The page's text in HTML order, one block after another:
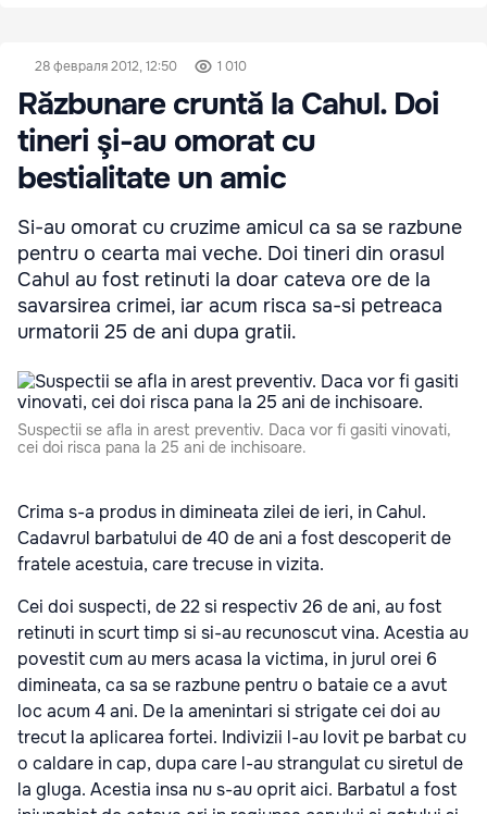
28 февраля 2012, 12:50 1 010
Răzbunare cruntă la Cahul. Doi
tineri şi-au omorat cu
bestialitate un amic
Si-au omorat cu cruzime amicul ca sa se razbune
pentru o cearta mai veche. Doi tineri din orasul
Cahul au fost retinuti la doar cateva ore de la
savarsirea crimei, iar acum risca sa-si petreaca
urmatorii 25 de ani dupa gratii.
Suspectii se afla in arest preventiv. Daca vor fi gasiti vinovati,
cei doi risca pana la 25 ani de inchisoare.
Crima s-a produs in dimineata zilei de ieri, in Cahul.
Cadavrul barbatului de 40 de ani a fost descoperit de
fratele acestuia, care trecuse in vizita.
Cei doi suspecti, de 22 si respectiv 26 de ani, au fost
retinuti in scurt timp si si-au recunoscut vina. Acestia au
povestit cum au mers acasa la victima, in jurul orei 6
dimineata, ca sa se razbune pentru o bataie ce a avut
loc acum 4 ani. De la amenintari si strigate cei doi au
trecut la aplicarea fortei. Indivizii l-au lovit pe barbat cu
o caldare in cap, dupa care l-au strangulat cu siretul de
la gluga. Acestia insa nu s-au oprit aici. Barbatul a fost